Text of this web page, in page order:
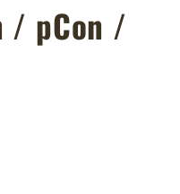
/ pCon /